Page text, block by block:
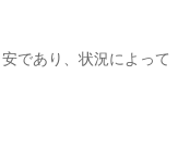
であり、状況によって